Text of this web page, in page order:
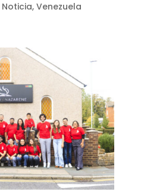
Noticia, Venezuela